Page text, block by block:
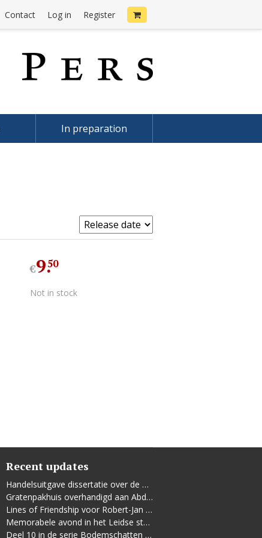
Contact Log in Register
In preparation
€9.
50
Not in stock
Recent updates
Handelsuitgave dissertatie over de Leidse vrouwenbeweging
Gratenpakhuis overhandigd aan Abdelhaq Jermoumi
Lines of Friendship voor Robert-Jan te Rijdt
Memorabele avond in het Leidse stadhuis
Deel 10 in de serie Bodemschatten en Bouwgeheimen verschenen